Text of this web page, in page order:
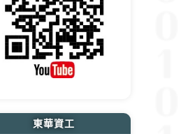
東華資工